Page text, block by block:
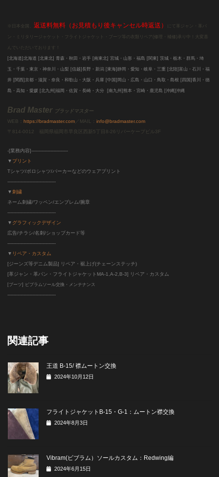
※日本全国、 返送料無料（お見積もり後キャンセル時返送） にて革ジャン・革パ
ン・ミリタリージャケット・フライトジャケット・ブーツ等の衣類リペア(修理・補修)承り中！大変喜
んでいただいております！
[北海道]北海道 [北東北] 青森・秋田・岩手 [南東北] 宮城・山形・福島 [関東] 茨城・栃木・群馬・埼
玉・千葉・東京・神奈川・山梨 [信越] 長野・新潟 [東海] 静岡・愛知・岐阜・三重 [北陸] 富山・石川・福
井 [関西] 京都・滋賀・奈良・和歌山・大阪・兵庫 [中国] 岡山・広島・山口・鳥取・島根 [四国] 香川・徳
島・高知・愛媛 [北九州] 福岡・佐賀・長崎・大分 [南九州] 熊本・宮崎・鹿児島 [沖縄] 沖縄
Brad Master
ブラッドマスター
WEB： https://bradmaster.com ／MAIL： info@bradmaster.com
〒814-0012 福岡県福岡市早良区西新5丁目8-26リバーケープビル3F
-[業務内容]-------------------------
▼ プリント
Tシャツ/ポロシャツ/パーカーなどのウェアプリント
---------------------------------
▼刺繍
ネーム刺繍/ワッペン/エンブレム/腕章
---------------------------------
▼ グラフィックデザイン
広告/チラシ/名刺/ショップカード等
---------------------------------
▼ リペア・カスタム
[ジーンズ等デニム製品] リペア・裾上げ(チェーンステッチ)
[革ジャン・革パン・フライトジャケットMA-1,A-2,B-3] リペア・カスタム
[ブーツ] ビブラムソール交換・メンテナンス
---------------------------------
関連記事
王道 B-15/ 襟ムートン交換
2024年10月12日
フライトジャケットB-15・G-1：ムートン襟交換
2024年8月3日
Vibram(ビブラム）ソールカスタム：Redwing編
2024年6月15日